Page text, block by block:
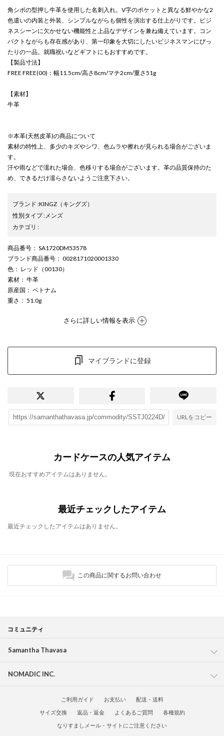
角シボの型押し牛革を使用した名刺入れ。V字のポケットと異なる鮮やかな2
色遣いの内装と外装、シンプルながらも個性を演出する仕上がりです。ビジ
ネスシーンに欠かせない機能性と上品なデザインを兼ね備えています。コン
パクトながらも存在感があり、第一印象を大切にしたいビジネスマンにぴっ
たりの一品。就職祝いなどギフトにもおすすめです。
【製品寸法】
FREE FREE(00)：幅11.5cm/高さ8cm/マチ2cm/重さ51g
【素材】
牛革
※本革(天然皮革)の商品について
素材の特性上、多少のキズやシワ、色ムラや擦れが見られる場合がございま
す。
汗や雨などで濡れた場合、色移りする場合がございます。革の品質保持のた
め、できるだけ濡らさないようご注意下さい。
ブランド :KINGZ （キングズ）
性別タイプ: メンズ
カテゴリ :
商品番号 ： SA1720DM53578
ブランド商品番号 ： 0028171020001330
色 ： レッド（00130）
素材 ： 牛革
原産国 ： ベトナム
重さ ： 51.0g
さらに詳しい情報を表示
マイブランドに登録
URLをコピー
カードケースの人気アイテム
現在おすすめアイテムはありません。
最近チェックしたアイテム
最近チェックしたアイテムはありません。
この商品に関するお問い合わせ
コミュニティ
Samantha Thavasa
NOMADIC INC.
ご利用ガイド お支払い
配送・送料
サイズ交換
返品・返金 よくあるご質問
各種規約
なりすましメール・サイトにご注意ください